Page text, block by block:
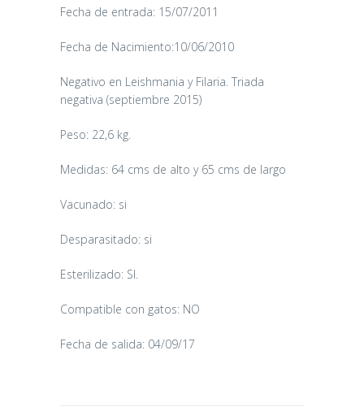
Fecha de entrada: 15/07/2011
Fecha de Nacimiento:10/06/2010
Negativo en Leishmania y Filaria. Triada
negativa (septiembre 2015)
Peso: 22,6 kg.
Medidas: 64 cms de alto y 65 cms de largo
Vacunado: si
Desparasitado: si
Esterilizado: SI.
Compatible con gatos: NO
Fecha de salida: 04/09/17
CANDY